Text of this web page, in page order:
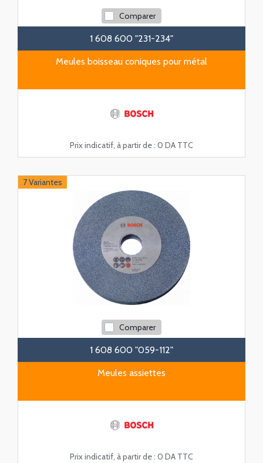
Comparer
1 608 600 "231-234"
Meules boisseau coniques pour métal
Prix indicatif, à partir de : 0 DA TTC
7 Variantes
Comparer
1 608 600 "059-112"
Meules assiettes
Prix indicatif, à partir de : 0 DA TTC